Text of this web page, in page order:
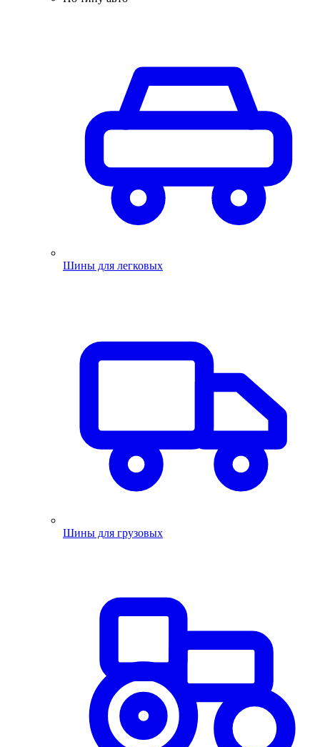
Шины для легковых
Шины для грузовых